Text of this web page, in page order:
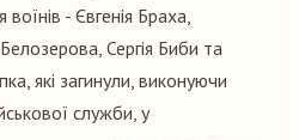
воїнів - Євгенія Браха,
Сергія Биби та
які загинули, виконуючи
служби, у